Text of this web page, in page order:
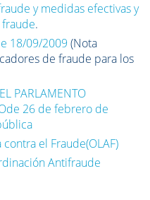
y medidas efectivas y
.
18/09/2009 (Nota
de fraude para los
PARLAMENTO
26 de febrero de
el Fraude(OLAF)
Antifraude